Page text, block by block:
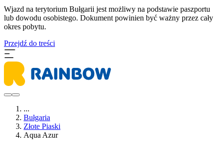
Wjazd na terytorium Bułgarii jest możliwy na podstawie paszportu
lub dowodu osobistego. Dokument powinien być ważny przez cały
okres pobytu.
Przejdź do treści
...
Bułgaria
Złote Piaski
Aqua Azur